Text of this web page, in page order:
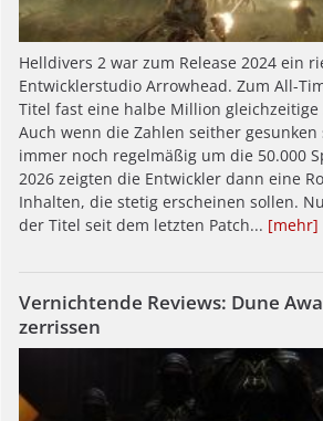
Helldivers 2 war zum Release 2024 ein
Entwicklerstudio Arrowhead. Zum All-
Titel fast eine halbe Million gleichzeitige
Auch wenn die Zahlen seither gesunken
immer noch regelmäßig um die 50.000
2026 zeigten die Entwickler dann eine
Inhalten, die stetig erscheinen sollen.
der Titel seit dem letzten Patch... [mehr]
Vernichtende Reviews: Dune
zerrissen